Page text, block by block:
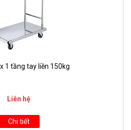
1 tầng tay liền 150kg
Liên hệ
Chi tiết